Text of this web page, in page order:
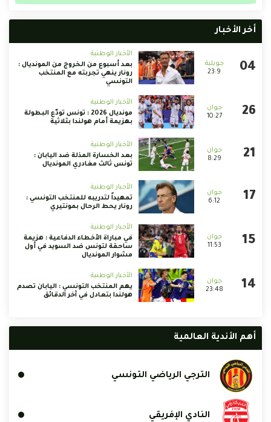
أخر الأخبار
23:9
الأخبار الوطنية
بعد أسبوع من الخروج من المونديال :
رونار ينهي تجربته مع المنتخب
التونسي
10:27
الأخبار الوطنية
مونديال 2026 : تونس تودّع البطولة
بهزيمة أمام هولندا بثلاثية
8:29
الأخبار الوطنية
بعد الخسارة المذلة ضد اليابان :
تونس ثالث مغادري المونديال
6:12
الأخبار الوطنية
تمهيداً لتدريبه للمنتخب التونسي :
رونار يحط الرحال بمونتيري
11:53
الأخبار الوطنية
في مباراة الأخطاء الدفاعية : هزيمة
ساحقة لتونس ضد السويد في أول
مشوار المونديال
23:48
الأخبار الوطنية
يهم المنتخب التونسي : اليابان تصدم
هولندا بتعادل في آخر الدقائق
أهم الأندية العالمية
الترجي الرياضي التونسي
النادي الإفريقي